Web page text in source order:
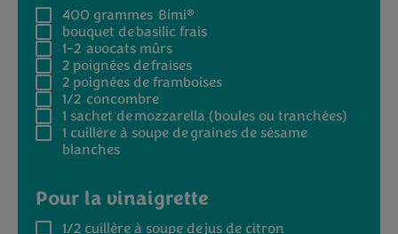
400 grammes Bimi®
bouquet de basilic frais
1-2 avocats mûrs
2 poignéesde fraises
2 poignéesde framboises
1/2 concombre
1 sachet de mozzarella (boules ou tranchées)
1 cuillèreà soupe de graines de sésame
blanches
Pour la vinaigrette
1/2 cuillèreà soupe de jus de citron